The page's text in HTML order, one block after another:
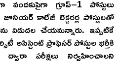
వందకుపైగా గ్రూప్‌–1 పోస్టులు
కాలేజీ లెక్చరర్ల పోస్టులతో
విడుదల చేయనున్నారు. ఇప్పటికే
అసిస్టెంట్‌ ప్రొఫెసర్‌ పోస్టుల భర్తీకి
పరీక్షలు నిర్వహించాలని